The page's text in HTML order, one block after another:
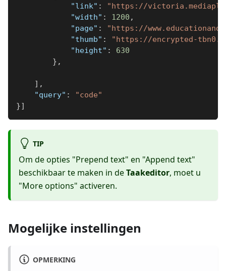
"link" :
"https://
"width" : 1200 ,
"page" :
"https://
"thumb" :
"https://encrypted-
"height" :
630
} ,
] ,
"query" :
"code"
}]
TIP
Om de opties "Prepend text" en "Append text"
beschikbaar te maken in deTaakeditor, moet u
"More options" activeren.
Mogelijke instellingen
OPMERKING